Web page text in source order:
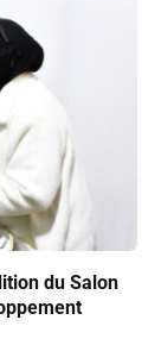
du Salon